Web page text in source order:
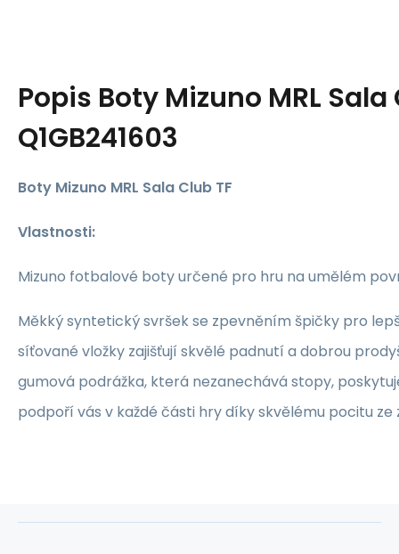
Popis Boty Mizuno MRL Sala
Q1GB241603
Boty Mizuno MRL Sala Club TF
Vlastnosti:
Mizuno fotbalové boty určené pro hru na umělém
Měkký syntetický svršek se zpevněním špičky pro
síťované vložky zajišťují skvělé padnutí a dobrou
gumová podrážka, která nezanechává stopy,
podpoří vás v každé části hry díky skvělému pocitu ze